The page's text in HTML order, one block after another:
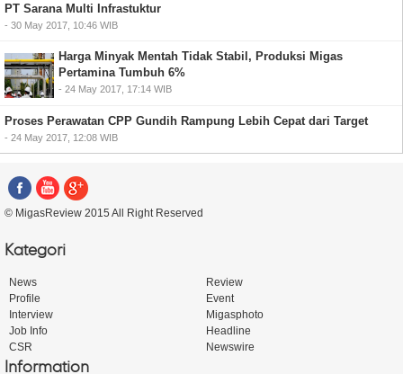
PT Sarana Multi Infrastuktur
- 30 May 2017, 10:46 WIB
Harga Minyak Mentah Tidak Stabil, Produksi Migas
Pertamina Tumbuh 6%
- 24 May 2017, 17:14 WIB
Proses Perawatan CPP Gundih Rampung Lebih Cepat dari Target
- 24 May 2017, 12:08 WIB
© MigasReview 2015 All Right Reserved
Kategori
News
Review
Profile
Event
Interview
Migasphoto
Job Info
Headline
CSR
Newswire
Information